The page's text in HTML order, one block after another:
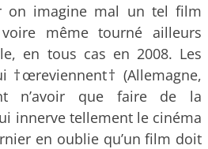
on imagine mal un tel film
voire même tourné ailleurs
en tous cas en 2008. Les
†œreviennent† (Allemagne,
n’avoir que faire de la
innerve tellement le cinéma
en oublie qu’un film doit